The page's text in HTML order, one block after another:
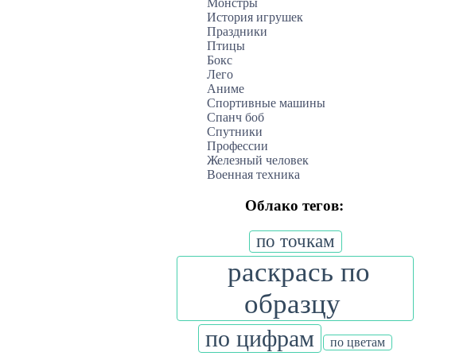
История игрушек
Праздники
Птицы
Бокс
Лего
Аниме
Спортивные машины
Спанч боб
Спутники
Профессии
Железный человек
Военная техника
Облако тегов:
по точкам
раскрась по
образцу
по цифрам по цветам